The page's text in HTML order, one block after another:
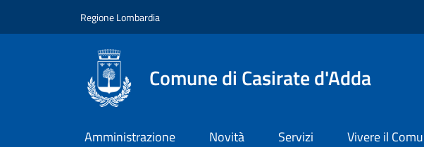
Regione Lombardia
Comune di Casirate d'Adda
Amministrazione Novità Servizi Vivere il